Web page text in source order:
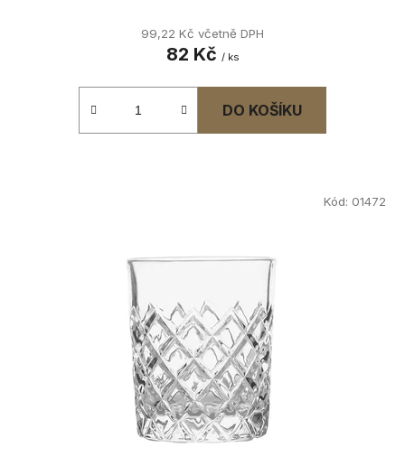
99,22 Kč včetně DPH
82 Kč / ks
DO KOŠÍKU
Kód: 01472